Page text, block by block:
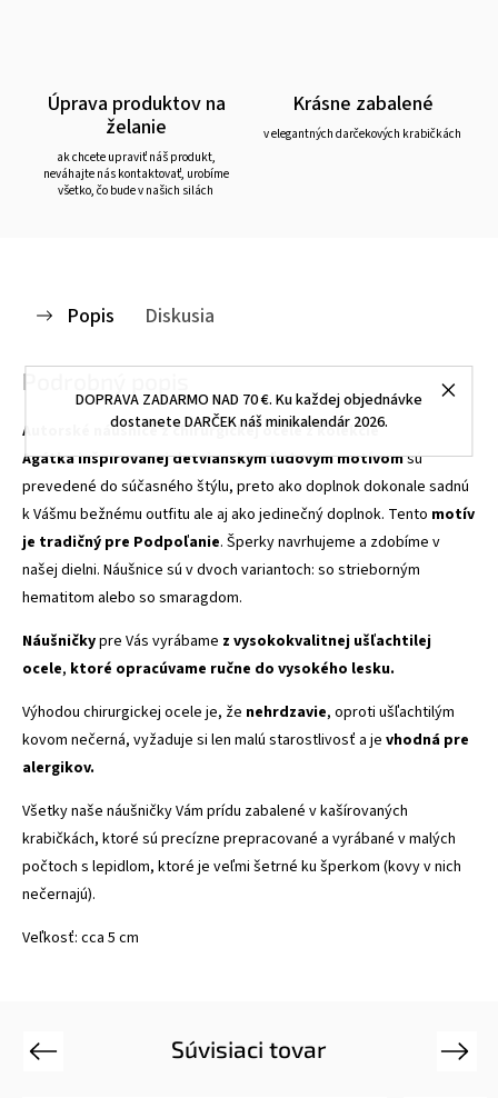
DOPRAVA ZADARMO NAD 70 €. Ku každej objednávke
dostanete DARČEK náš minikalendár 2026.
Úprava produktov na
želanie
ak chcete upraviť náš produkt,
neváhajte nás kontaktovať, urobíme
všetko, čo bude v našich silách
Krásne zabalené
v elegantných darčekových krabičkách
Popis Diskusia
Podrobný popis
Autorské náušnice z chirurgickej ocele z kolekcie
Agátkainšpirovanej detvianskym ľudovým motívomsú
prevedené do súčasného štýlu, preto ako doplnok dokonale sadnú
k Vášmu bežnému outfitu ale aj ako jedinečný doplnok. Tento motív
je tradičný pre Podpoľanie. Šperky navrhujeme a zdobíme v
našej dielni. Náušnice sú v dvoch variantoch: so strieborným
hematitom alebo so smaragdom.
Náušničkypre Vás vyrábame z vysokokvalitnej ušľachtilej
ocele, ktoré opracúvame ručne do vysokého lesku.
Výhodou chirurgickej ocele je, že nehrdzavie, oproti ušľachtilým
kovom nečerná, vyžaduje si len malú starostlivosť a je vhodná pre
alergikov.
Všetky naše náušničky Vám prídu zabalené v kašírovaných
krabičkách, ktoré sú precízne prepracované a vyrábané v malých
počtoch s lepidlom, ktoré je veľmi šetrné ku šperkom (kovy v nich
nečernajú).
Veľkosť: cca 5 cm
Súvisiaci tovar
Previous Next